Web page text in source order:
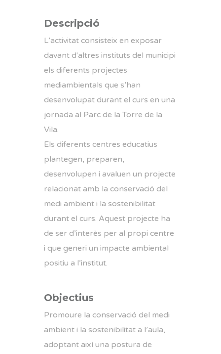
Descripció
L’activitat consisteix en exposar
davant d'altres instituts del municipi
els diferents projectes
mediambientals que s’han
desenvolupat durant el curs en una
jornada al Parc de la Torre de la
Vila.
Els diferents centres educatius
plantegen, preparen,
desenvolupen i avaluen un projecte
relacionat amb la conservació del
medi ambient i la sostenibilitat
durant el curs. Aquest projecte ha
de ser d’interès per al propi centre
i que generi un impacte ambiental
positiu a l’institut.
Objectius
Promoure la conservació del medi
ambient i la sostenibilitat a l’aula,
adoptant així una postura de